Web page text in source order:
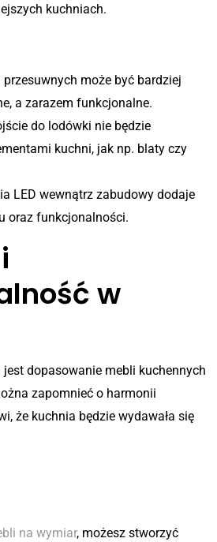
kuchniach.
może być bardziej
a zarazem funkcjonalne.
do lodówki nie będzie
kuchni, jak np. blaty czy
LED wewnątrz zabudowy dodaje
oraz funkcjonalności.
w
dopasowanie mebli kuchennych
zapomnieć o harmonii
że kuchnia będzie wydawała się
na wymiar, możesz stworzyć